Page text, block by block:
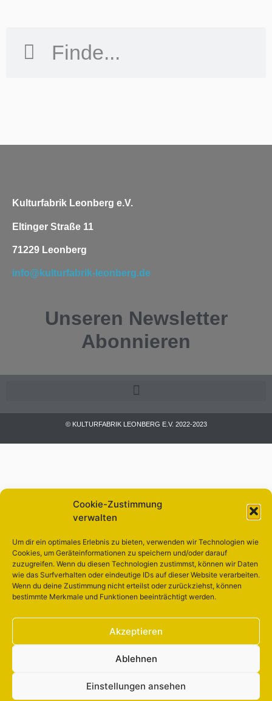
Cookie-Zustimmung
verwalten
Um dir ein optimales Erlebnis zu bieten, verwenden wir Technologien wie
Cookies, um Geräteinformationen zu speichern und/oder darauf
zuzugreifen. Wenn du diesen Technologien zustimmst, können wir Daten
wie das Surfverhalten oder eindeutige IDs auf dieser Website verarbeiten.
Wenn du deine Zustimmung nicht erteilst oder zurückziehst, können
bestimmte Merkmale und Funktionen beeinträchtigt werden.
Akzeptieren
Ablehnen
Einstellungen ansehen
Kulturfabrik Leonberg e.V.
Eltinger Straße 11
71229 Leonberg
info@kulturfabrik-leonberg.de
Unseren Newsletter
Abonnieren
© KULTURFABRIK LEONBERG E.V. 2022-2023